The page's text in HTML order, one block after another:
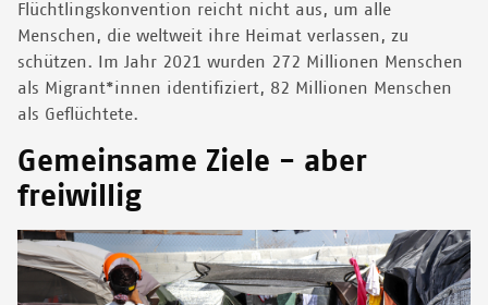
Flüchtlingskonvention reicht nicht aus, um alle
Menschen, die weltweit ihre Heimat verlassen, zu
schützen. Im Jahr 2021 wurden 272 Millionen Menschen
als Migrant*innen identifiziert, 82 Millionen Menschen
als Geflüchtete.
Gemeinsame Ziele - aber
freiwillig
Image